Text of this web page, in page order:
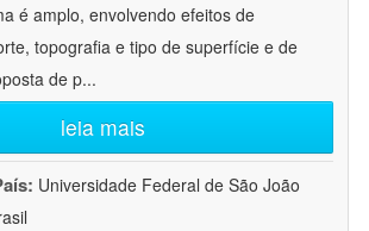
é amplo, envolvendo efeitos de
topografia e tipo de superfície e de
de p...
leia mais
Universidade Federal de São João